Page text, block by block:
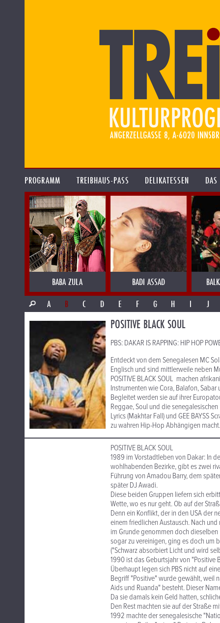
PROGRAMM TREIBHAUS-PASS DELIKATESSEN
BABA ZULA BADI ASSAD
A
B C D E F G H I J
POSITIVE BLACK SOUL
PBS: DAKAR IS RAPPING: HIP HOP
Entdeckt von dem Senegalesen MC
Englisch und sind mittlerweile neben
POSITIVE BLACK SOUL machen
Instrumenten wie Cora, Balafon, Sabar
Begleitet werden sie auf ihrer
Reggae, Soul und die senegalesischen
Lyrics (Makhtar Fall) und GEE BAYSS
zu wahren Hip-Hop Abhängigen macht.
POSITIVE BLACK SOUL
1989 im Vorstadtleben von Dakar: In
wohlhabenden Bezirke, gibt es zwei
Führung von Amadou Barry, dem
später DJ Awadi.
Diese beiden Gruppen liefern sich
Wette, wo es nur geht. Ob auf der
Denn ein Konflikt, der in den USA der
einem friedlichen Austausch. Nach
im Grunde genommen doch
sogar zu vereinigen, ging es doch um
("Schwarz absorbiert Licht und wird
1990 ist das Geburtsjahr von "Positive
Überhaupt legen sich PBS nicht auf
Begriff "Positive" wurde gewählt, weil
Aids und Ruanda" besteht. Dieser
Da sie damals kein Geld hatten,
Den Rest machten sie auf der Straße
1992 machte der senegalesische